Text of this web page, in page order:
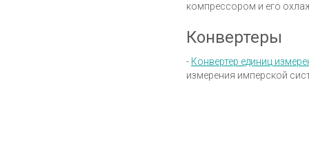
компрессором и его
Конвертеры
- Конвертер единиц
измерения имперской